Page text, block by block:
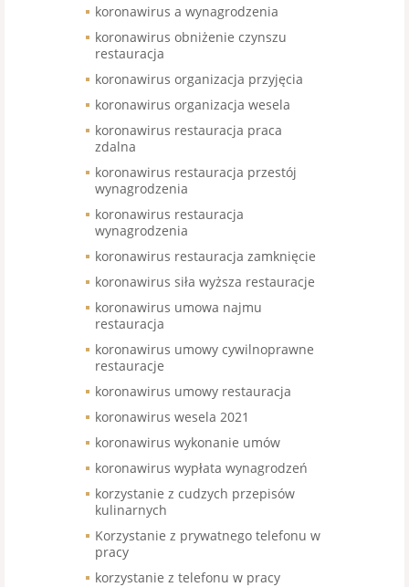
koronawirus a wynagrodzenia
koronawirus obniżenie czynszu
restauracja
koronawirus organizacja przyjęcia
koronawirus organizacja wesela
koronawirus restauracja praca
zdalna
koronawirus restauracja przestój
wynagrodzenia
koronawirus restauracja
wynagrodzenia
koronawirus restauracja zamknięcie
koronawirus siła wyższa restauracje
koronawirus umowa najmu
restauracja
koronawirus umowy cywilnoprawne
restauracje
koronawirus umowy restauracja
koronawirus wesela 2021
koronawirus wykonanie umów
koronawirus wypłata wynagrodzeń
korzystanie z cudzych przepisów
kulinarnych
Korzystanie z prywatnego telefonu w
pracy
korzystanie z telefonu w pracy